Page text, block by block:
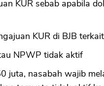
KUR sebab apabila
KUR di BJB
NPWP tidak aktif
juta, nasabah wajib